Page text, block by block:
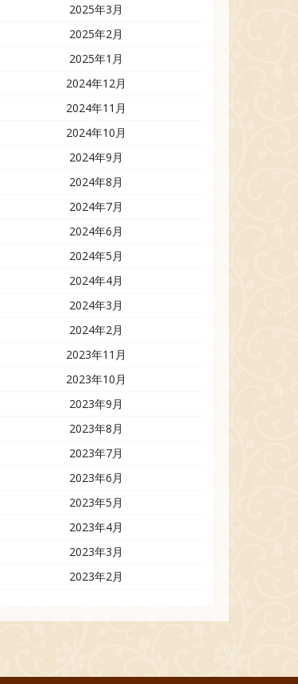
2025年3月
2025年2月
2025年1月
2024年12月
2024年11月
2024年10月
2024年9月
2024年8月
2024年7月
2024年6月
2024年5月
2024年4月
2024年3月
2024年2月
2023年11月
2023年10月
2023年9月
2023年8月
2023年7月
2023年6月
2023年5月
2023年4月
2023年3月
2023年2月